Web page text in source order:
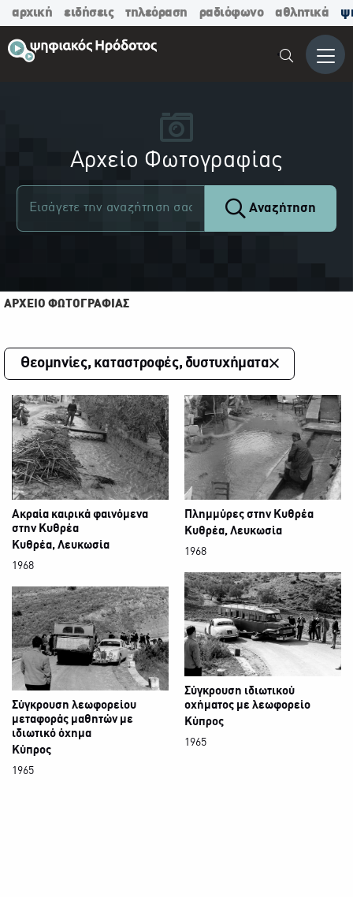
αρχική ειδήσεις τηλεόραση ραδιόφωνο αθλητικά
Μενού
Αρχείο Φωτογραφίας
Αναζήτηση
ΑΡΧΕΙΟ ΦΩΤΟΓΡΑΦΙΑΣ
Θεομηνίες, καταστροφές, δυστυχήματα
Ακραία καιρικά φαινόμενα
στην Κυθρέα
Κυθρέα, Λευκωσία
1968
Πλημμύρες στην Κυθρέα
Κυθρέα, Λευκωσία
1968
Σύγκρουση ιδιωτικού
οχήματος με λεωφορείο
Κύπρος
1965
Σύγκρουση λεωφορείου
μεταφοράς μαθητών με
ιδιωτικό όχημα
Κύπρος
1965